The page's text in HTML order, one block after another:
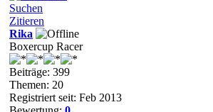
Suchen
Zitieren
Rika
Boxercup Racer
Beiträge: 399
Themen: 20
Registriert seit: Feb 2013